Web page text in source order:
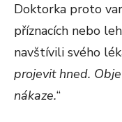
Doktorka proto
příznacích nebo
navštívili svého
projevit hned.
nákaze.“